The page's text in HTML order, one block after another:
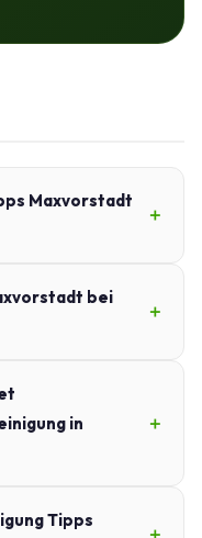
Maxvorstadt
bei
in
Tipps